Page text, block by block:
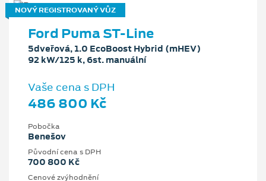
NOVÝ REGISTROVANÝ VŮZ
Ford Puma ST-Line
5dveřová, 1.0 EcoBoost Hybrid (mHEV)
92 kW/125 k, 6st. manuální
Vaše cena s DPH
486 800 Kč
Pobočka
Benešov
Původní cena s DPH
700 800 Kč
Cenové zvýhodnění